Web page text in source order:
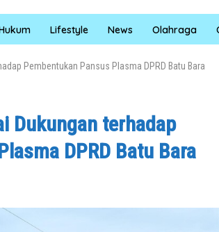
Lifestyle News Olahraga
Pembentukan Pansus Plasma DPRD Batu Bara
Dukungan terhadap
DPRD Batu Bara